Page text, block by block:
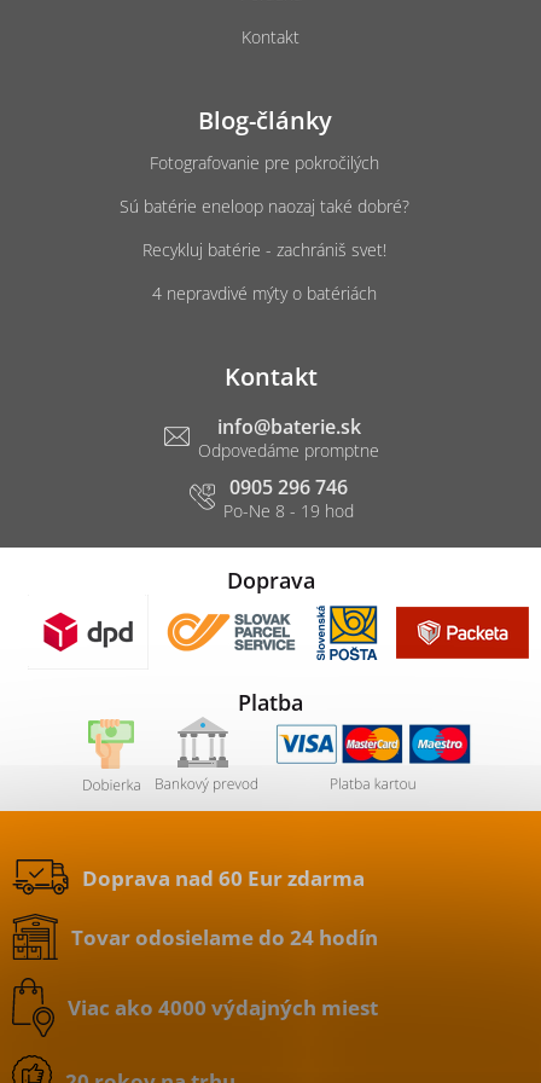
Kontakt
Blog-články
Fotografovanie pre pokročilých
Sú batérie eneloop naozaj také dobré?
Recykluj batérie - zachrániš svet!
4 nepravdivé mýty o batériách
Kontakt
info@baterie.sk
0905 296 746
Doprava
Platba
Doprava nad 60 Eur zdarma
Tovar odosielame do 24 hodín
Viac ako 4000 výdajných miest